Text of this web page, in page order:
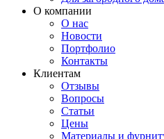
О компании
О нас
Новости
Портфолио
Контакты
Клиентам
Отзывы
Вопросы
Статьи
Цены
Материалы и